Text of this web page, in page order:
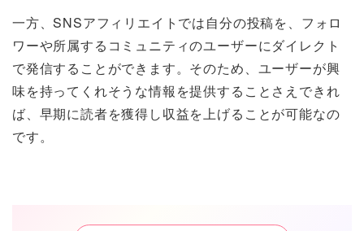
一方、SNSアフィリエイトでは自分の投稿を、フォロ
ワーや所属するコミュニティのユーザーにダイレクト
で発信することができます。そのため、ユーザーが興
味を持ってくれそうな情報を提供することさえできれ
ば、早期に読者を獲得し収益を上げることが可能なの
です。